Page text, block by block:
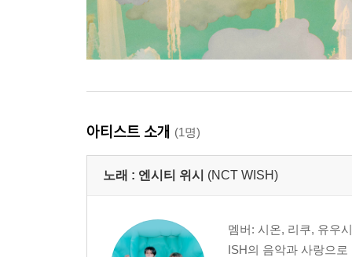
아티스트 소개 (1명)
노래 : 엔시티 위시 (NCT WISH)
멤버: 시온, 리쿠, 유우
ISH의 음악과 사랑으